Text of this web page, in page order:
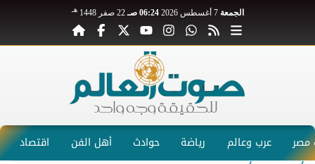
الجمعة 7 أغسطس 2026 06:24 صـ 22 صفر 1448 هـ
عرب وعالم رياضة حوادث أهل الفن اقتصاد